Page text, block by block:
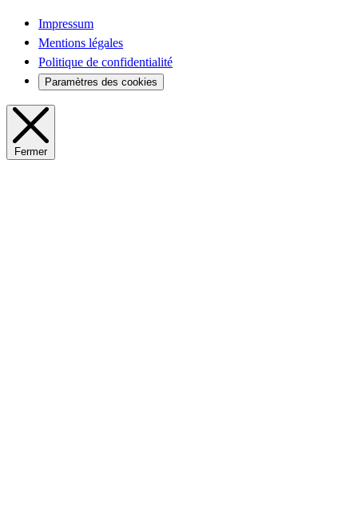
Impressum
Mentions légales
Politique de confidentialité
Paramètres des cookies
Fermer